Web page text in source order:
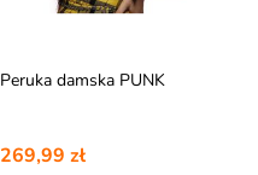
Peruka damska PUNK
269,99 zł